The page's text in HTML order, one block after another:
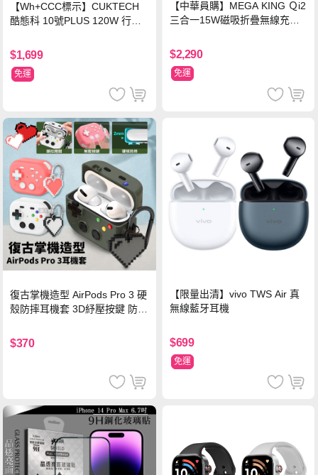
【Wh+CCC標示】CUKTECH
酷態科 10號PLUS 120W 行動
色
$1,699
免運
【中華員購】MEGA KING Ｑi2
三合一15W磁吸折疊無線充電
$2,290
免運
復古掌機造型 AirPods Pro 3 硬
殼防摔耳機套 3D紓壓按鍵 防開
$370
【限量出清】vivo TWS Air 真
無線藍牙耳機
$699
免運